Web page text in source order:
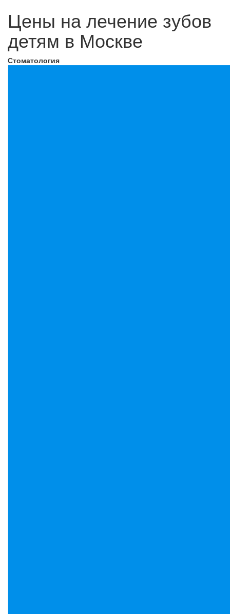
Цены на лечение зубов
детям в Москве
Стоматология